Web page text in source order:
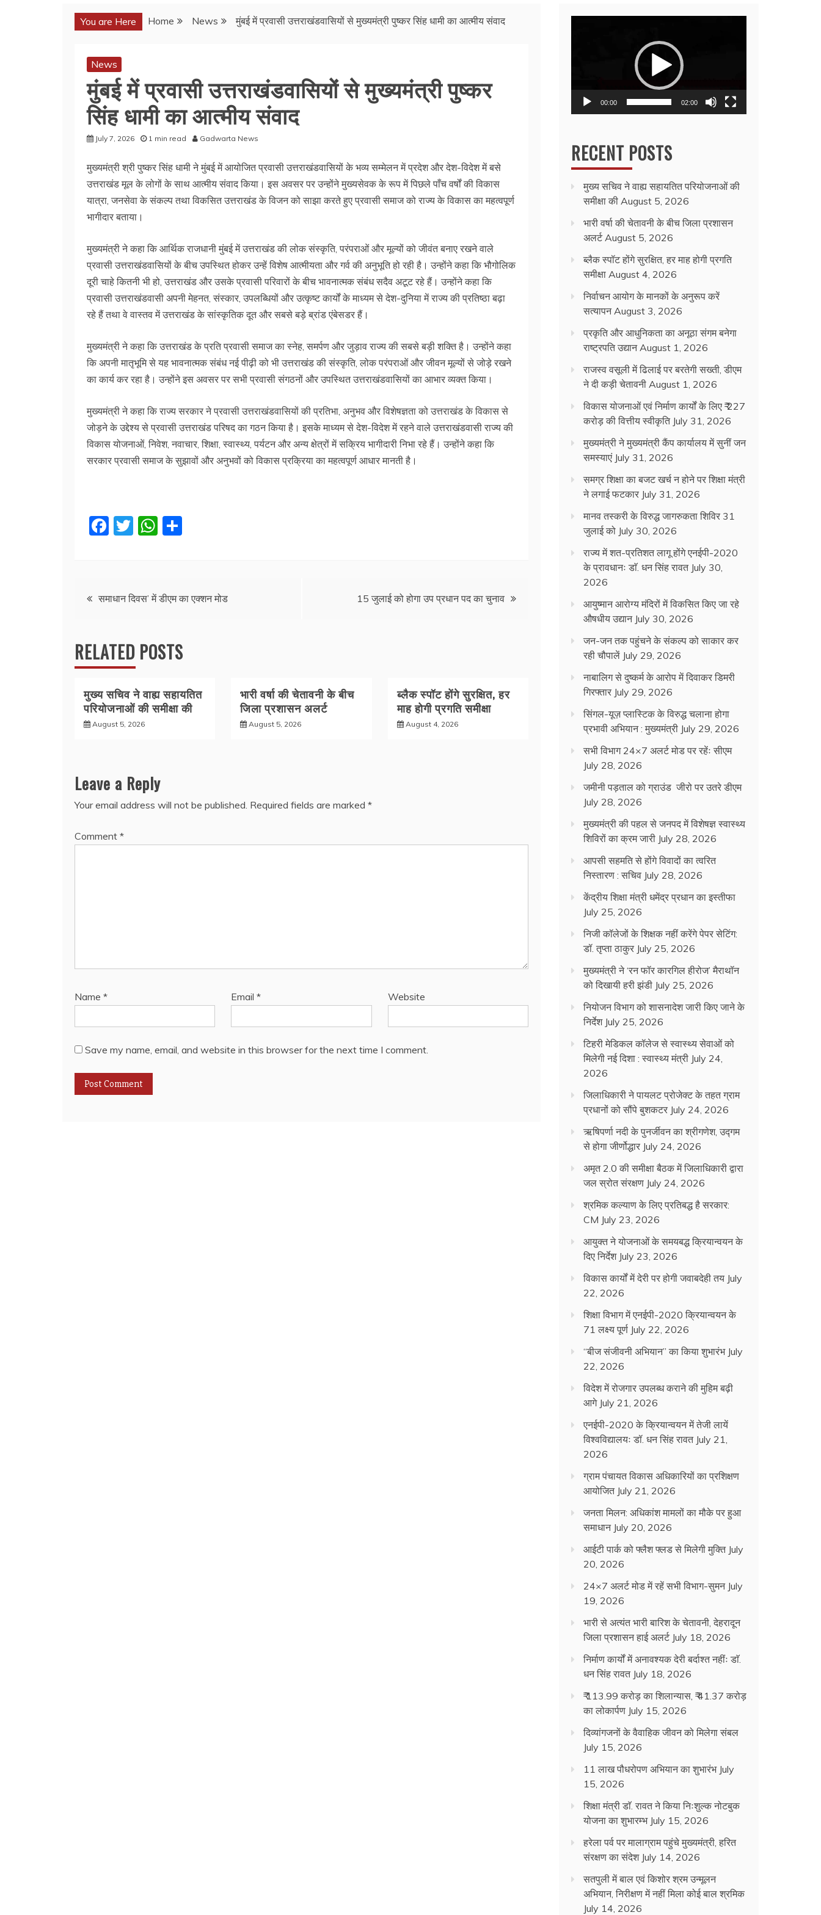
You are Here Home News मुंबई में प्रवासी उत्तराखंडवासियों से मुख्यमंत्री पुष्कर सिंह धामी का आत्मीय संवाद
News
मुंबई में प्रवासी उत्तराखंडवासियों से मुख्यमंत्री पुष्कर
सिंह धामी का आत्मीय संवाद
July 7, 2026 1 min read Gadwarta News
मुख्यमंत्री श्री पुष्कर सिंह धामी ने मुंबई में आयोजित प्रवासी उत्तराखंडवासियों के भव्य सम्मेलन में प्रदेश और देश-विदेश में बसे
उत्तराखंड मूल के लोगों के साथ आत्मीय संवाद किया। इस अवसर पर उन्होंने मुख्यसेवक के रूप में पिछले पाँच वर्षों की विकास
यात्रा, जनसेवा के संकल्प तथा विकसित उत्तराखंड के विजन को साझा करते हुए प्रवासी समाज को राज्य के विकास का महत्वपूर्ण
भागीदार बताया।
मुख्यमंत्री ने कहा कि आर्थिक राजधानी मुंबई में उत्तराखंड की लोक संस्कृति, परंपराओं और मूल्यों को जीवंत बनाए रखने वाले
प्रवासी उत्तराखंडवासियों के बीच उपस्थित होकर उन्हें विशेष आत्मीयता और गर्व की अनुभूति हो रही है। उन्होंने कहा कि भौगोलिक
दूरी चाहे कितनी भी हो, उत्तराखंड और उसके प्रवासी परिवारों के बीच भावनात्मक संबंध सदैव अटूट रहे हैं। उन्होंने कहा कि
प्रवासी उत्तराखंडवासी अपनी मेहनत, संस्कार, उपलब्धियों और उत्कृष्ट कार्यों के माध्यम से देश-दुनिया में राज्य की प्रतिष्ठा बढ़ा
रहे हैं तथा वे वास्तव में उत्तराखंड के सांस्कृतिक दूत और सबसे बड़े ब्रांड एंबेसडर हैं।
मुख्यमंत्री ने कहा कि उत्तराखंड के प्रति प्रवासी समाज का स्नेह, समर्पण और जुड़ाव राज्य की सबसे बड़ी शक्ति है। उन्होंने कहा
कि अपनी मातृभूमि से यह भावनात्मक संबंध नई पीढ़ी को भी उत्तराखंड की संस्कृति, लोक परंपराओं और जीवन मूल्यों से जोड़े रखने
का कार्य कर रहा है। उन्होंने इस अवसर पर सभी प्रवासी संगठनों और उपस्थित उत्तराखंडवासियों का आभार व्यक्त किया।
मुख्यमंत्री ने कहा कि राज्य सरकार ने प्रवासी उत्तराखंडवासियों की प्रतिभा, अनुभव और विशेषज्ञता को उत्तराखंड के विकास से
जोड़ने के उद्देश्य से प्रवासी उत्तराखंड परिषद का गठन किया है। इसके माध्यम से देश-विदेश में रहने वाले उत्तराखंडवासी राज्य की
विकास योजनाओं, निवेश, नवाचार, शिक्षा, स्वास्थ्य, पर्यटन और अन्य क्षेत्रों में सक्रिय भागीदारी निभा रहे हैं। उन्होंने कहा कि
सरकार प्रवासी समाज के सुझावों और अनुभवों को विकास प्रक्रिया का महत्वपूर्ण आधार मानती है।
F
b
o
k
T
W
A
p
Postसमाधान दिवस’ में डीएम का एक्शन मोड 15 जुलाई को होगा उप प्रधान पद का चुनाव
RELATED POSTS
मुख्य सचिव ने वाह्य सहायतित
परियोजनाओं की समीक्षा की
August 5, 2026
भारी वर्षा की चेतावनी के बीच
जिला प्रशासन अलर्ट
August 5, 2026
ब्लैक स्पॉट होंगे सुरक्षित, हर
माह होगी प्रगति समीक्षा
August 4, 2026
Leave a Reply
Your email address will not be published. Required fields are marked *
Comment *
Name * Email* Website
Save my name, email, and website in this browser for the next time I comment.
00:00 02:00
RECENT POSTS
मुख्य सचिव ने वाह्य सहायतित परियोजनाओं की
समीक्षा की August 5, 2026
भारी वर्षा की चेतावनी के बीच जिला प्रशासन
अलर्ट August 5, 2026
ब्लैक स्पॉट होंगे सुरक्षित, हर माह होगी प्रगति
समीक्षा August 4, 2026
निर्वाचन आयोग के मानकों के अनुरूप करें
सत्यापन August 3, 2026
प्रकृति और आधुनिकता का अनूठा संगम बनेगा
राष्ट्रपति उद्यान August 1, 2026
राजस्व वसूली में ढिलाई पर बरतेगी सख्ती, डीएम
ने दी कड़ी चेतावनी August 1, 2026
विकास योजनाओं एवं निर्माण कार्यों के लिए ₹ 227
करोड़ की वित्तीय स्वीकृति July 31, 2026
मुख्यमंत्री ने मुख्यमंत्री कैंप कार्यालय में सुनीं जन
समस्याएं July 31, 2026
समग्र शिक्षा का बजट खर्च न होने पर शिक्षा मंत्री
ने लगाई फटकार July 31, 2026
मानव तस्करी के विरुद्ध जागरुकता शिविर 31
जुलाई को July 30, 2026
राज्य में शत-प्रतिशत लागू होंगे एनईपी-2020
के प्रावधानः डाॅ. धन सिंह रावत July 30,
2026
आयुष्मान आरोग्य मंदिरों में विकसित किए जा रहे
औषधीय उद्यान July 30, 2026
जन-जन तक पहुंचने के संकल्प को साकार कर
रही चौपालें July 29, 2026
नाबालिग से दुष्कर्म के आरोप में दिवाकर डिमरी
गिरफ्तार July 29, 2026
सिंगल-यूज़ प्लास्टिक के विरुद्ध चलाना होगा
प्रभावी अभियान : मुख्यमंत्री July 29, 2026
सभी विभाग 24×7 अलर्ट मोड पर रहेंः सीएम
July 28, 2026
जमीनी पड़ताल को ग्राउंड जीरो पर उतरे डीएम
July 28, 2026
मुख्यमंत्री की पहल से जनपद में विशेषज्ञ स्वास्थ्य
शिविरों का क्रम जारी July 28, 2026
आपसी सहमति से होंगे विवादों का त्वरित
निस्तारण : सचिव July 28, 2026
केंद्रीय शिक्षा मंत्री धमेंद्र प्रधान का इस्तीफा
July 25, 2026
निजी कॉलेजों के शिक्षक नहीं करेंगे पेपर सेटिंग:
डॉ. तृप्ता ठाकुर July 25, 2026
मुख्यमंत्री ने ‘रन फॉर कारगिल हीरोज’ मैराथॉन
को दिखायी हरी झंडी July 25, 2026
नियोजन विभाग को शासनादेश जारी किए जाने के
निर्देश July 25, 2026
टिहरी मेडिकल कॉलेज से स्वास्थ्य सेवाओं को
मिलेगी नई दिशा : स्वास्थ्य मंत्री July 24,
2026
जिलाधिकारी ने पायलट प्रोजेक्ट के तहत ग्राम
प्रधानों को सौंपे बुशकटर July 24, 2026
ऋषिपर्णा नदी के पुनर्जीवन का श्रीगणेश, उद्गम
से होगा जीर्णोद्धार July 24, 2026
अमृत 2.0 की समीक्षा बैठक में जिलाधिकारी द्वारा
जल स्रोत संरक्षण July 24, 2026
श्रमिक कल्याण के लिए प्रतिबद्ध है सरकार:
CM July 23, 2026
आयुक्त ने योजनाओं के समयबद्ध क्रियान्वयन के
दिए निर्देश July 23, 2026
विकास कार्यों में देरी पर होगी जवाबदेही तय July
22, 2026
शिक्षा विभाग में एनईपी-2020 क्रियान्वयन के
71 लक्ष्य पूर्ण July 22, 2026
“बीज संजीवनी अभियान” का किया शुभारंभ July
22, 2026
विदेश में रोजगार उपलब्ध कराने की मुहिम बढ़ी
आगे July 21, 2026
एनईपी-2020 के क्रियान्वयन में तेजी लायें
विश्वविद्यालयः डॉ. धन सिंह रावत July 21,
2026
ग्राम पंचायत विकास अधिकारियों का प्रशिक्षण
आयोजित July 21, 2026
जनता मिलन: अधिकांश मामलों का मौके पर हुआ
समाधान July 20, 2026
आईटी पार्क को फ्लैश फ्लड से मिलेगी मुक्ति July
20, 2026
24×7 अलर्ट मोड में रहें सभी विभाग-सुमन July
19, 2026
भारी से अत्यंत भारी बारिश के चेतावनी, देहरादून
जिला प्रशासन हाई अलर्ट July 18, 2026
निर्माण कार्यों में अनावश्यक देरी बर्दाश्त नहींः डाॅ.
धन सिंह रावत July 18, 2026
₹ 113.99 करोड़ का शिलान्यास, ₹ 41.37 करोड़
का लोकार्पण July 15, 2026
दिव्यांगजनों के वैवाहिक जीवन को मिलेगा संबल
July 15, 2026
11 लाख पौधरोपण अभियान का शुभारंभ July
15, 2026
शिक्षा मंत्री डाॅ. रावत ने किया निःशुल्क नोटबुक
योजना का शुभारम्भ July 15, 2026
हरेला पर्व पर मालाग्राम पहुंचे मुख्यमंत्री, हरित
संरक्षण का संदेश July 14, 2026
सतपुली में बाल एवं किशोर श्रम उन्मूलन
अभियान, निरीक्षण में नहीं मिला कोई बाल श्रमिक
July 14, 2026